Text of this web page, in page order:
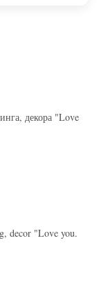
декора "Love
decor "Love you.